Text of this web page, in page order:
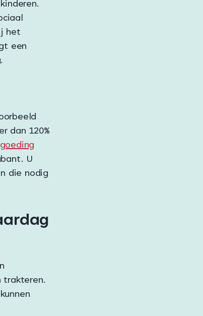
het
een
dan 120%
U
die nodig
trakteren.